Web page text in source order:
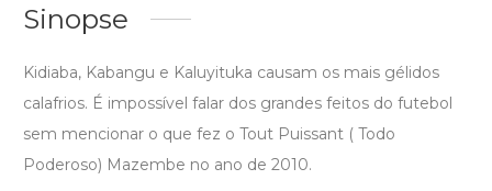
Sinopse
Kidiaba, Kabangu e Kaluyituka causam os mais gélidos
calafrios. É impossível falar dos grandes feitos do futebol
sem mencionar o que fez o Tout Puissant ( Todo
Poderoso) Mazembe no ano de 2010.